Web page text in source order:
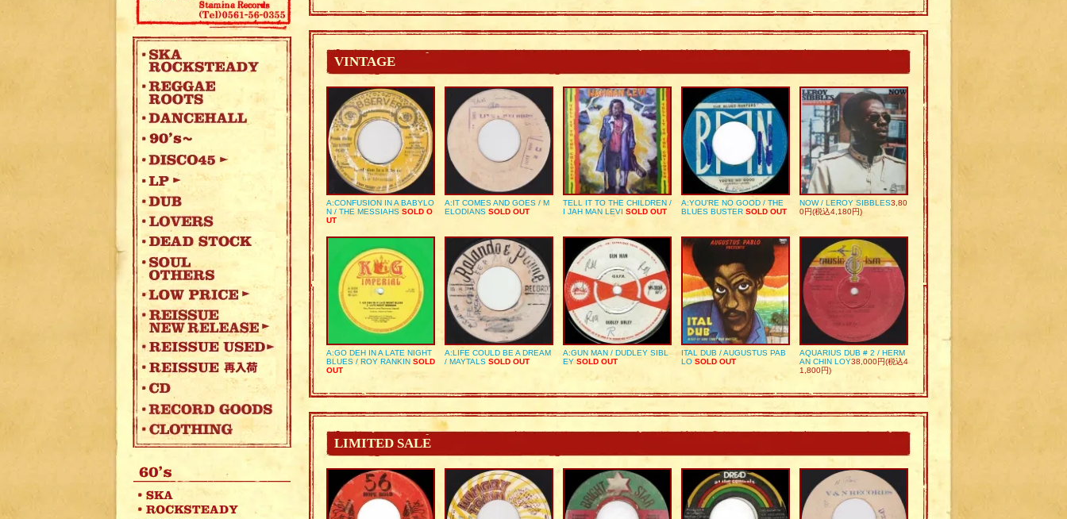
VINTAGE
A:CONFUSION IN A BABYLO
N / THE MESSIAHS SOLD O
UT
A:IT COMES AND GOES / M
ELODIANS SOLD OUT
TELL IT TO THE CHILDREN /
I JAH MAN LEVI SOLD OUT
A:YOU’RE NO GOOD / THE
BLUES BUSTER SOLD OUT
NOW / LEROY SIBBLES3,80
0円(税込4,180円)
A:GO DEH IN A LATE NIGHT
BLUES / ROY RANKIN SOLD
OUT
A:LIFE COULD BE A DREAM
/ MAYTALS SOLD OUT
A:GUN MAN / DUDLEY SIBL
EY SOLD OUT
ITAL DUB / AUGUSTUS PAB
LO SOLD OUT
AQUARIUS DUB # 2 / HERM
AN CHIN LOY38,000円(税込4
1,800円)
LIMITED SALE